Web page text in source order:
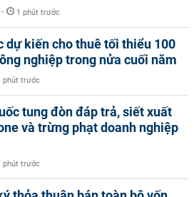
- 1 phút trước
dự kiến cho thuê tối thiểu 100
nghiệp trong nửa cuối năm
phút trước
tung đòn đáp trả, siết xuất
và trừng phạt doanh nghiệp
phút trước